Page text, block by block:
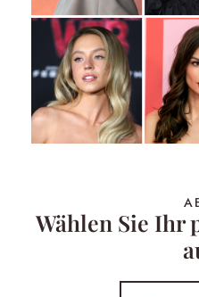
Wählen Sie Ihr